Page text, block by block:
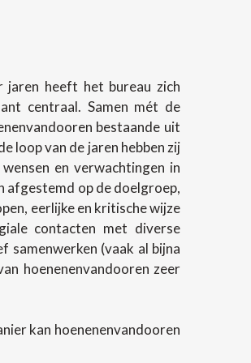
heeft het bureau zich
centraal. Samen mét de
bestaande uit
loop van de jaren hebben zij
en verwachtingen in
afgestemd op de doelgroep,
eerlijke en kritische wijze
contacten met diverse
(vaak al bijna
hoenenenvandooren zeer
kan hoenenenvandooren